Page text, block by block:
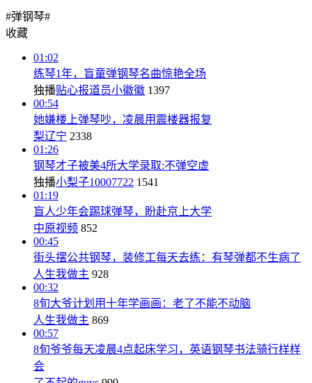
#弹钢琴#
收藏
01:02
练琴1年，盲童弹钢琴名曲惊艳全场
独播贴心报道员小徽徽 1397
00:54
她嫌楼上弹琴吵，凌晨用震楼器报复
梨辽宁 2338
01:26
钢琴才子被美4所大学录取:不弹空虚
独播小梨子10007722 1541
01:19
盲人少年会踢球弹琴，盼赴京上大学
中原视频 852
00:45
街头摆公共钢琴，装修工每天去练：有琴弹都不生病了
人生我做主 928
00:32
8旬大爷计划用十年学画画：老了不能不动脑
人生我做主 869
00:57
8旬爷爷每天凌晨4点起床学习，英语钢琴书法骑行样样
会